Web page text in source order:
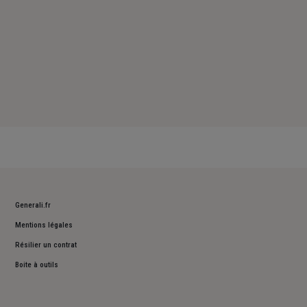
Generali.fr
Mentions légales
Résilier un contrat
Boite à outils